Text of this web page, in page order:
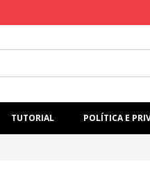
TUTORIAL POLÍTICA E